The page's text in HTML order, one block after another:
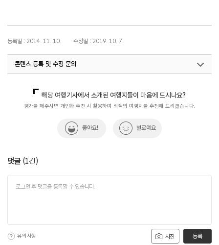
등록일 : 2014. 11. 10. 수정일 : 2019. 10. 7.
콘텐츠 등록 및 수정 문의
해당 여행기사에서 소개된 여행지들이 마음에 드시나요?
평가를 해주시면 개인화 추천 시 활용하여 최적의 여행지를 추천해 드리겠습니다.
좋아요! 별로예요
댓글 (1건)
사진
유의사항 등록